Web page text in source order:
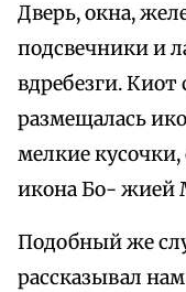
Дверь, окна,
подсвечники и
вдребезги.
размещалась
мелкие
икона Бо- жией
Подобный же
рассказывал